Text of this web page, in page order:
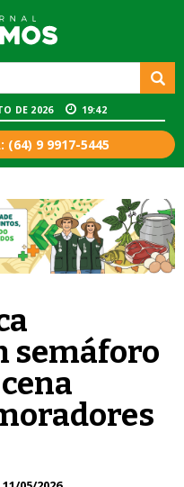
DE 2026 19:42
(64) 9 9917-5445
semáforo